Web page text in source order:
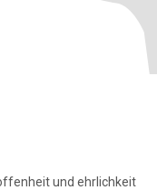
und ehrlichkeit